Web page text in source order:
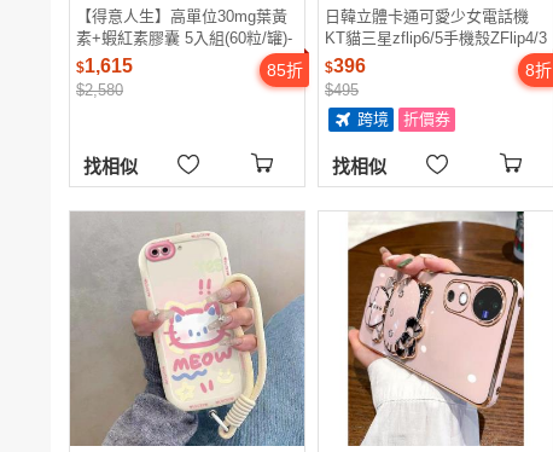
【得意人生】高單位30mg葉黃
素+蝦紅素膠囊 5入組(60粒/罐)-
集
$1,615
$2,580
85折
找相似
日韓立體卡通可愛少女電話機
KT貓三星zflip6/5手機殼ZFlip4/3
折疊屏榮耀MagicVFlip外殼小米
MIX Flip保護套
$396
$495
8折
跨境 折價券
找相似